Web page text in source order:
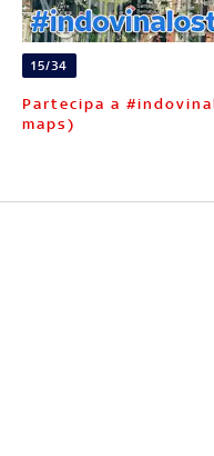
15/34
Partecipa a #indovinalostadio (immagine da google
maps)